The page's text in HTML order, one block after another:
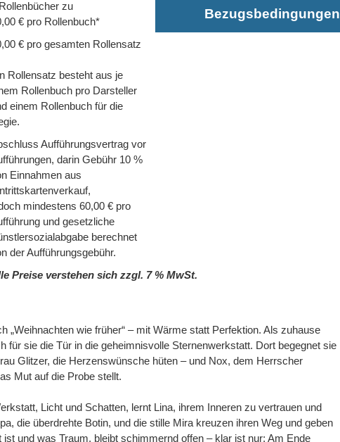
zu
€ pro Rollenbuch*
Bezugsbedingungen
€ pro gesamten Rollensatz
Rollensatz besteht aus je
Rollenbuch pro Darsteller
einem Rollenbuch für die
Aufführungsvertrag vor
darin Gebühr 10 %
Einnahmen aus
mindestens 60,00 € pro
und gesetzliche
berechnet
der Aufführungsgebühr.
Preise verstehen sich zzgl. 7 % MwSt.
„Weihnachten wie früher“ – mit Wärme statt Perfektion. Als zuhause
für sie die Tür in die geheimnisvolle Sternenwerkstatt. Dort begegnet sie
Glitzer, die Herzenswünsche hüten – und Nox, dem Herrscher
Mut auf die Probe stellt.
Licht und Schatten, lernt Lina, ihrem Inneren zu vertrauen und
die überdrehte Botin, und die stille Mira kreuzen ihren Weg und geben
und was Traum, bleibt schimmernd offen – klar ist nur: Am Ende